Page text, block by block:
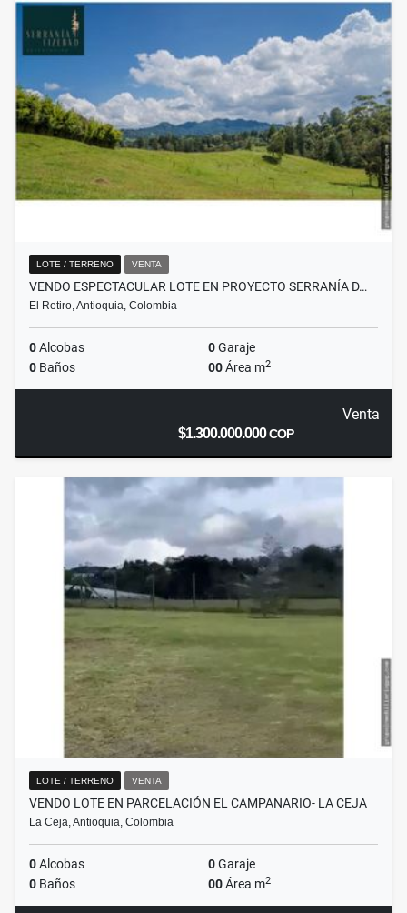
LOTE / TERRENO VENTA
VENDO ESPECTACULAR LOTE EN PROYECTO SERRANÍA D…
El Retiro, Antioquia, Colombia
0Alcobas 0Garaje
0 Baños 00Área m2
Venta
$1.300.000.000COP
LOTE / TERRENO VENTA
VENDO LOTE EN PARCELACIÓN EL CAMPANARIO- LA CEJA
La Ceja, Antioquia, Colombia
0Alcobas 0Garaje
0 Baños 00Área m2